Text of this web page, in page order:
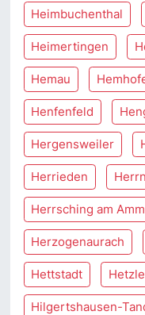
Heimbuchenthal
Heimertingen
Hemau
Henfenfeld
Hergensweiler
Herrieden
Herrsching am
Herzogenaurach
Hettstadt
Hilgertshausen-